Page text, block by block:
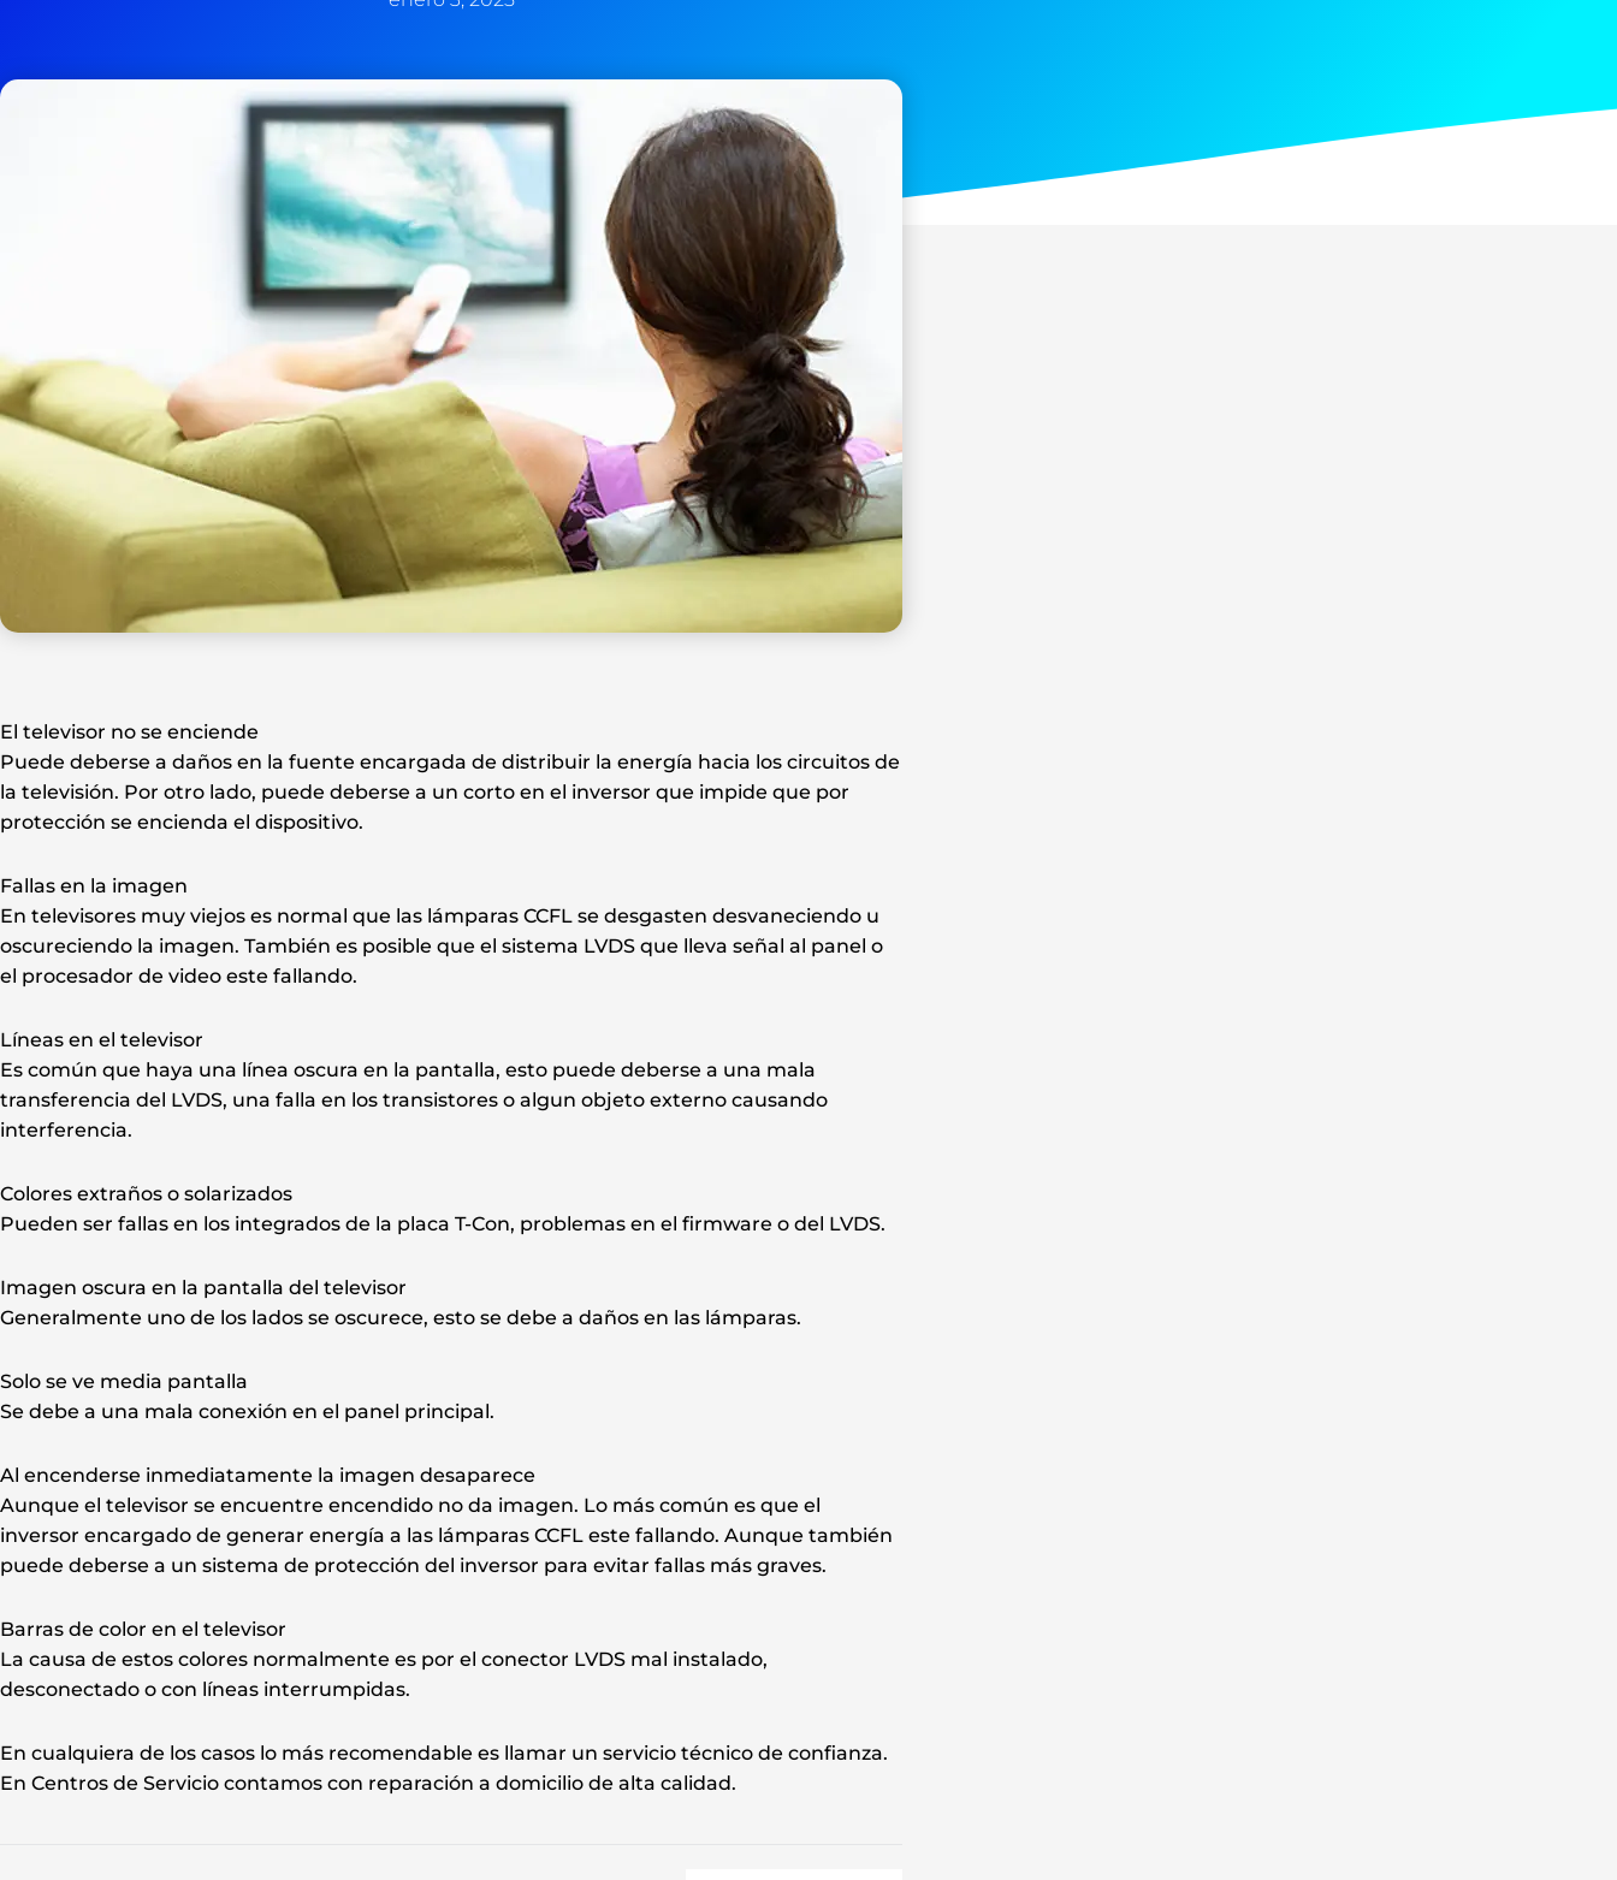
El televisor no se enciende
Puede deberse a daños en la fuente encargada de distribuir la energía hacia los circuitos de
la televisión. Por otro lado, puede deberse a un corto en el inversor que impide que por
protección se encienda el dispositivo.
Fallas en la imagen
En televisores muy viejos es normal que las lámparas CCFL se desgasten desvaneciendo u
oscureciendo la imagen. También es posible que el sistema LVDS que lleva señal al panel o
el procesador de video este fallando.
Líneas en el televisor
Es común que haya una línea oscura en la pantalla, esto puede deberse a una mala
transferencia del LVDS, una falla en los transistores o algun objeto externo causando
interferencia.
Colores extraños o solarizados
Pueden ser fallas en los integrados de la placa T-Con, problemas en el firmware o del LVDS.
Imagen oscura en la pantalla del televisor
Generalmente uno de los lados se oscurece, esto se debe a daños en las lámparas.
Solo se ve media pantalla
Se debe a una mala conexión en el panel principal.
Al encenderse inmediatamente la imagen desaparece
Aunque el televisor se encuentre encendido no da imagen. Lo más común es que el
inversor encargado de generar energía a las lámparas CCFL este fallando. Aunque también
puede deberse a un sistema de protección del inversor para evitar fallas más graves.
Barras de color en el televisor
La causa de estos colores normalmente es por el conector LVDS mal instalado,
desconectado o con líneas interrumpidas.
En cualquiera de los casos lo más recomendable es llamar un servicio técnico de confianza.
En Centros de Servicio contamos con reparación a domicilio de alta calidad.